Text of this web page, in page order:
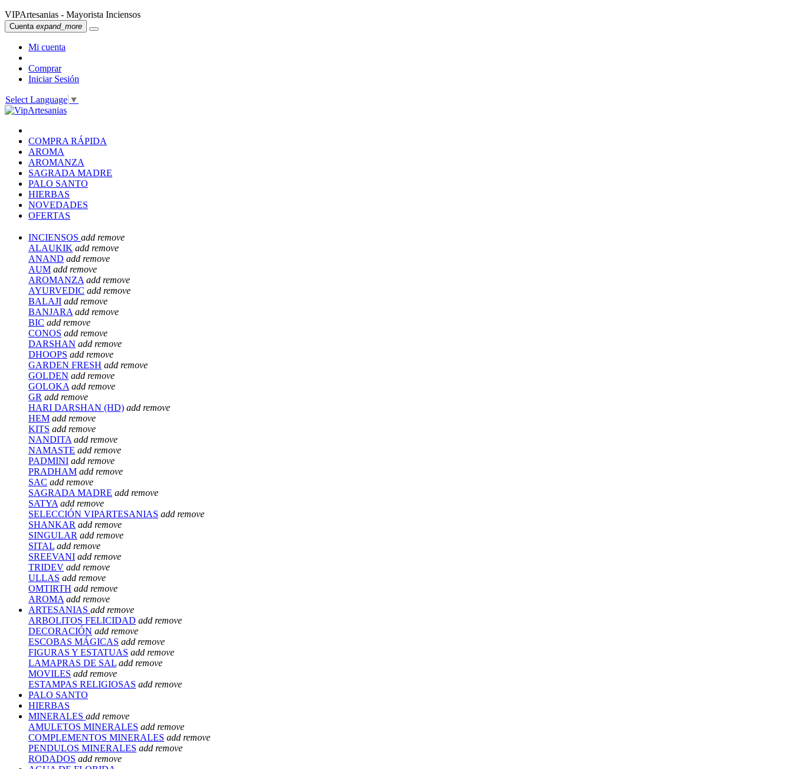
VIPArtesanias - Mayorista Inciensos
Cuenta expand_more
Mi cuenta
Comprar
Iniciar Sesión
Select Language ▼
COMPRA RÁPIDA
AROMA
AROMANZA
SAGRADA MADRE
PALO SANTO
HIERBAS
NOVEDADES
OFERTAS
INCIENSOS add remove
ALAUKIK add remove
ANAND add remove
AUM add remove
AROMANZA add remove
AYURVEDIC add remove
BALAJI add remove
BANJARA add remove
BIC add remove
CONOS add remove
DARSHAN add remove
DHOOPS add remove
GARDEN FRESH add remove
GOLDEN add remove
GOLOKA add remove
GR add remove
HARI DARSHAN (HD) add remove
HEM add remove
KITS add remove
NANDITA add remove
NAMASTE add remove
PADMINI add remove
PRADHAM add remove
SAC add remove
SAGRADA MADRE add remove
SATYA add remove
SELECCIÓN VIPARTESANIAS add remove
SHANKAR add remove
SINGULAR add remove
SITAL add remove
SREEVANI add remove
TRIDEV add remove
ULLAS add remove
OMTIRTH add remove
AROMA add remove
ARTESANIAS add remove
ARBOLITOS FELICIDAD add remove
DECORACIÓN add remove
ESCOBAS MÁGICAS add remove
FIGURAS Y ESTATUAS add remove
LAMAPRAS DE SAL add remove
MOVILES add remove
ESTAMPAS RELIGIOSAS add remove
PALO SANTO
HIERBAS
MINERALES add remove
AMULETOS MINERALES add remove
COMPLEMENTOS MINERALES add remove
PENDULOS MINERALES add remove
RODADOS add remove